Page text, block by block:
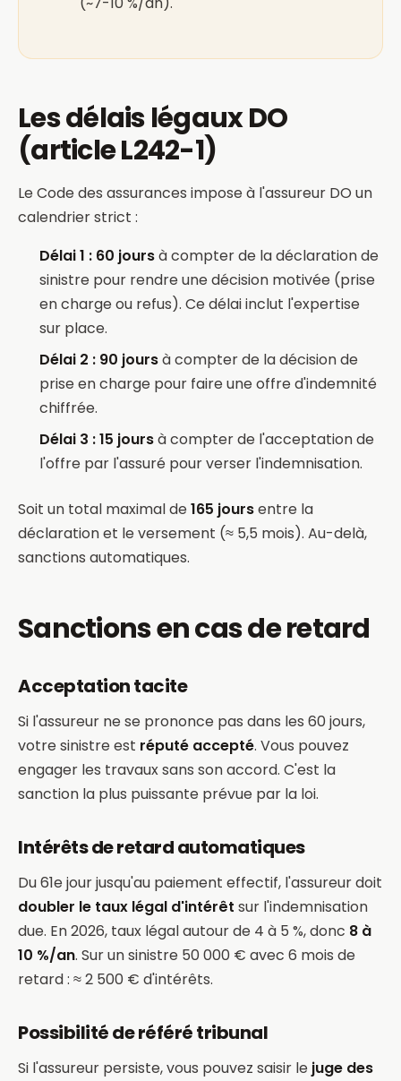
Les délais légaux DO
(article L242-1)
Le Code des assurances impose à l'assureur DO un
calendrier strict :
Délai 1 : 60 joursà compter de la déclaration de
sinistre pour rendre une décision motivée (prise
en charge ou refus). Ce délai inclut l'expertise
sur place.
Délai 2 : 90 joursà compter de la décision de
prise en charge pour faire une offre d'indemnité
chiffrée.
Délai 3 : 15 joursà compter de l'acceptation de
l'offre par l'assuré pour verser l'indemnisation.
Soit un total maximal de165 joursentre la
déclaration et le versement (≈ 5,5 mois). Au-delà,
sanctions automatiques.
Sanctions en cas de retard
Acceptation tacite
Si l'assureur ne se prononce pas dans les 60 jours,
votre sinistre est réputé accepté. Vous pouvez
engager les travaux sans son accord. C'est la
sanction la plus puissante prévue par la loi.
Intérêts de retard automatiques
Du 61e jour jusqu'au paiement effectif, l'assureur doit
doubler le taux légal d'intérêt sur l'indemnisation
due. En 2026, taux légal autour de 4 à 5 %, donc 8 à
10 %/an. Sur un sinistre 50 000 € avec 6 mois de
retard : ≈ 2 500 € d'intérêts.
Possibilité de référé tribunal
Si l'assureur persiste, vous pouvez saisir le juge des